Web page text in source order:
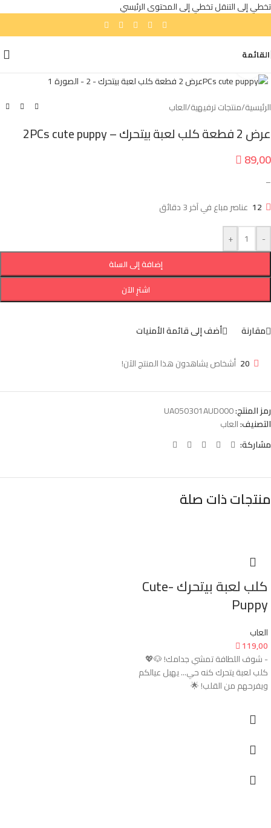
تخطي إلى التنقلتخطي إلى المحتوى الرئيسي
القائمة
الرئيسية/منتجات ترفيهية/العاب
عرض 2 فطعة كلب لعبة بيتحرك – 2PCs cute puppy
89,00
–
12 عناصر مباع في آخر 3 دقائق
-
+
إضافة إلى السلة
اشترِ الآن
مقارنة أضف إلى قائمة الأمنيات
20 أشخاص يشاهدون هذا المنتج الآن!
رمز المنتج:UA050301AUD000
التصنيف:العاب
مشاركة:
منتجات ذات صلة
كلب لعبة بيتحرك -Cute
Puppy
العاب
119,00
- شوف اللطافة تمشي جدامك! 🐶💖
كلب لعبة يتحرك كنه حي... يهبل عيالكم
ويفرحهم من القلب! 🌟